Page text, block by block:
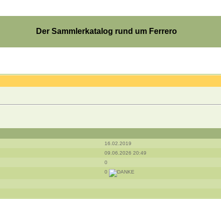
Der Sammlerkatalog rund um Ferrero
16.02.2019
09.06.2026 20:49
0
0